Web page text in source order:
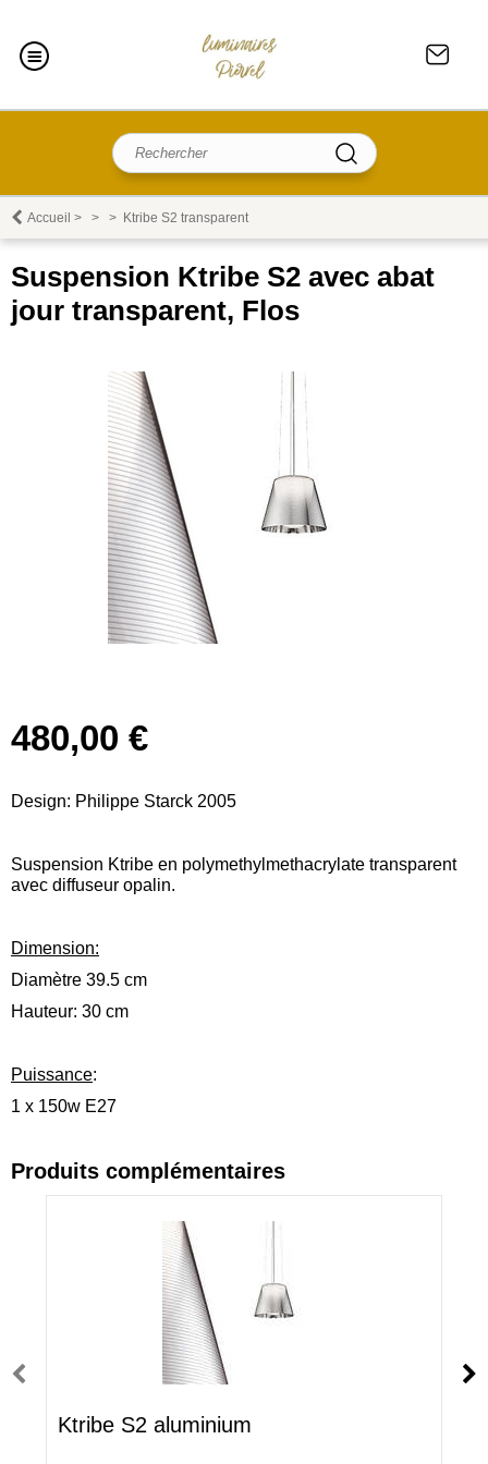
Accueil > > > Ktribe S2 transparent
Suspension Ktribe S2 avec abat
jour transparent, Flos
480,00 €
Design: Philippe Starck 2005
Suspension Ktribe en polymethylmethacrylate transparent
avec diffuseur opalin.
Dimension:
Diamètre 39.5 cm
Hauteur: 30 cm
Puissance:
1 x 150w E27
Produits complémentaires
Ktribe S2 aluminium